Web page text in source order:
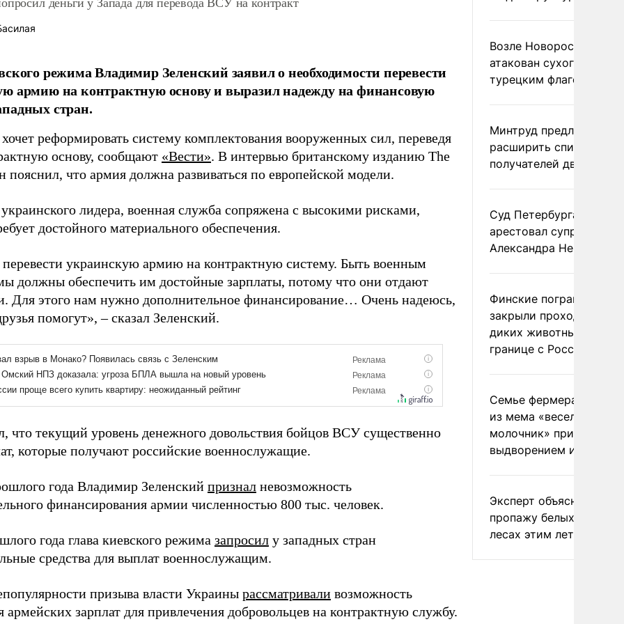
режима Владимир Зеленский заявил о необходимости перевести
армию на контрактную основу и выразил надежду на финансовую
стран.
реформировать систему комплектования вооруженных сил, переведя
основу, сообщают «Вести». В интервью британскому изданию The
пояснил, что армия должна развиваться по европейской модели.
лидера, военная служба сопряжена с высокими рисками,
достойного материального обеспечения.
украинскую армию на контрактную систему. Быть военным
должны обеспечить им достойные зарплаты, потому что они отдают
Для этого нам нужно дополнительное финансирование… Очень надеюсь,
помогут», – сказал Зеленский.
что текущий уровень денежного довольствия бойцов ВСУ существенно
которые получают российские военнослужащие.
года Владимир Зеленский признал невозможность
финансирования армии численностью 800 тыс. человек.
года глава киевского режима запросил у западных стран
средства для выплат военнослужащим.
призыва власти Украины рассматривали возможность
зарплат для привлечения добровольцев на контрактную службу.
Возле Новороссийска
атакован сухогруз под
турецким флагом
Минтруд предложил
расширить список
получателей двух
Суд Петербурга заочно
арестовал супругу
Александра Невзорова
Финские пограничники
закрыли проходы для
диких животных на
границе с Россией
Семье фермера
из мема «веселый
молочник» пригрозили
выдворением из
Эксперт объяснил
пропажу белых грибов
лесах этим летом